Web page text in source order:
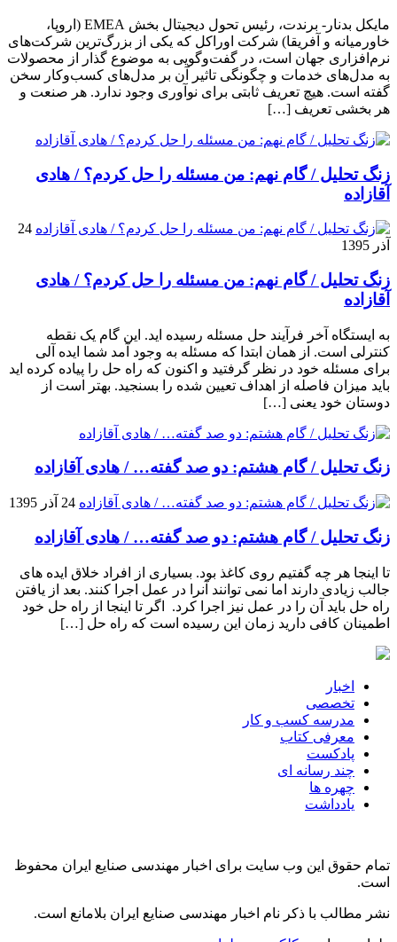
مایکل بدنار- برندت، رئیس تحول دیجیتال بخش EMEA (اروپا،
خاورمیانه و آفریقا) شرکت اوراکل که یکی از بزرگ‌ترین شرکت‌های
نرم‌افزاری جهان است، در گفت‌وگویی به موضوع گذار از محصولات
به مدل‌های خدمات و چگونگی تاثیر آن بر مدل‌های کسب‌و‌کار سخن
گفته است. هیچ تعریف ثابتی برای نوآوری وجود ندارد. هر صنعت و
هر بخشی تعریف […]
زنگ تحلیل / گام نهم: من مسئله را حل کردم؟ / هادی
آقازاده
24
آذر 1395
زنگ تحلیل / گام نهم: من مسئله را حل کردم؟ / هادی
آقازاده
به ایستگاه آخر فرآیند حل مسئله رسیده اید. این گام یک نقطه
کنترلی است. از همان ابتدا که مسئله به وجود آمد شما ایده آلی
برای مسئله خود در نظر گرفتید و اکنون که راه حل را پیاده کرده اید
باید میزان فاصله از اهداف تعیین شده را بسنجید. بهتر است از
دوستان خود یعنی […]
زنگ تحلیل / گام هشتم: دو صد گفته… / هادی آقازاده
24 آذر 1395
زنگ تحلیل / گام هشتم: دو صد گفته… / هادی آقازاده
تا اینجا هر چه گفتیم روی کاغذ بود. بسیاری از افراد خلاق ایده های
جالب زیادی دارند اما نمی توانند آنرا در عمل اجرا کنند. بعد از یافتن
راه حل باید آن را در عمل نیز اجرا کرد. اگر تا اینجا از راه حل خود
اطمینان کافی دارید زمان این رسیده است که راه حل […]
اخبار
تخصصی
مدرسه کسب و کار
معرفی کتاب
پادکست
چند رسانه ای
چهره ها
یادداشت
تمام حقوق این وب سایت برای اخبار مهندسی صنایع ایران محفوظ
است.
نشر مطالب با ذکر نام اخبار مهندسی صنایع ایران بلامانع است.